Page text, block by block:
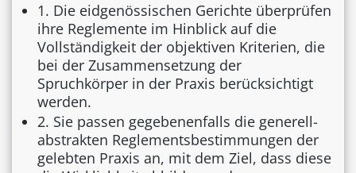
1. Die eidgenössischen Gerichte überprüfen
ihre Reglemente im Hinblick auf die
Vollständigkeit der objektiven Kriterien, die
bei der Zusammensetzung der
Spruchkörper in der Praxis berücksichtigt
werden.
2. Sie passen gegebenenfalls die generell-
abstrakten Reglementsbestimmungen der
gelebten Praxis an, mit dem Ziel, dass diese